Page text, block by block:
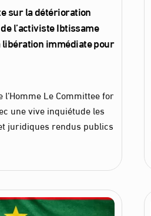
sur la détérioration
l’activiste Ibtissame
immédiate pour
Le Committee for
une vive inquiétude les
juridiques rendus publics